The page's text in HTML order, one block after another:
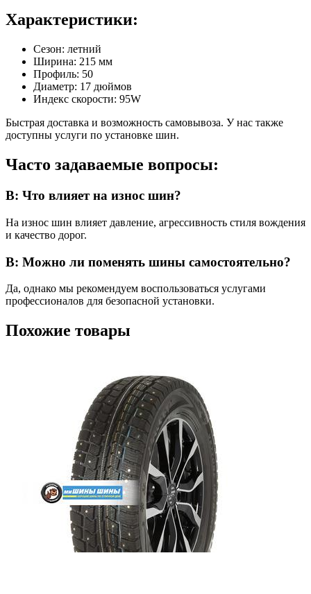
Характеристики:
Сезон: летний
Ширина: 215 мм
Профиль: 50
Диаметр: 17 дюймов
Индекс скорости: 95W
Быстрая доставка и возможность самовывоза. У нас также
доступны услуги по установке шин.
Часто задаваемые вопросы:
В: Что влияет на износ шин?
На износ шин влияет давление, агрессивность стиля вождения
и качество дорог.
В: Можно ли поменять шины самостоятельно?
Да, однако мы рекомендуем воспользоваться услугами
профессионалов для безопасной установки.
Похожие товары